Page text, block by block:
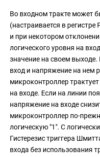
Во входном тракте может
(настраивается в регистре
и при некотором
логического уровня на
значение на своем
вход и напряжение на нем
микроконтроллер
на входе. Если на линии
напряжение на входе
микроконтроллер по-
логическую "1". С
Гистерезис триггера
входа без использования